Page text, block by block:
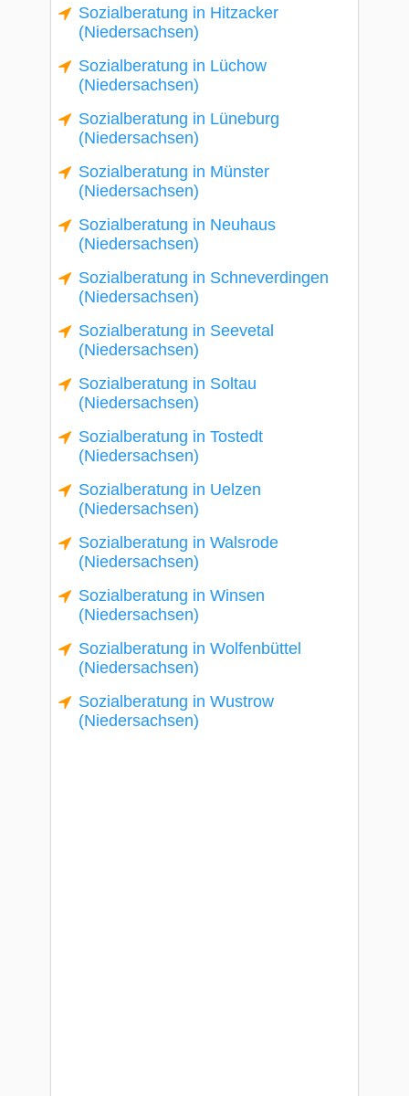
Sozialberatung in Hitzacker
(Niedersachsen)
Sozialberatung in Lüchow
(Niedersachsen)
Sozialberatung in Lüneburg
(Niedersachsen)
Sozialberatung in Münster
(Niedersachsen)
Sozialberatung in Neuhaus
(Niedersachsen)
Sozialberatung in Schneverdingen
(Niedersachsen)
Sozialberatung in Seevetal
(Niedersachsen)
Sozialberatung in Soltau
(Niedersachsen)
Sozialberatung in Tostedt
(Niedersachsen)
Sozialberatung in Uelzen
(Niedersachsen)
Sozialberatung in Walsrode
(Niedersachsen)
Sozialberatung in Winsen
(Niedersachsen)
Sozialberatung in Wolfenbüttel
(Niedersachsen)
Sozialberatung in Wustrow
(Niedersachsen)